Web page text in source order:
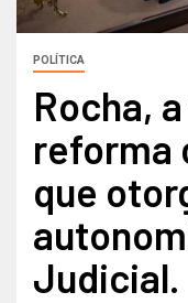
POLÍTICA
Rocha,
reforma
que
Judicial.